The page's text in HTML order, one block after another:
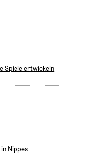
Spiele entwickeln
Nippes